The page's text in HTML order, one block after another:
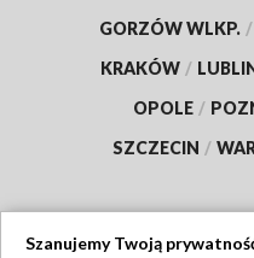
GORZÓW WLKP. /
KRAKÓW /
OPOLE /
SZCZECIN /
Szanujemy Twoją